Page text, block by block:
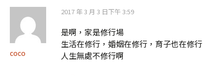
coco
2017 年 3 月 3 日下午 3:59
是啊，家是修行場
生活在修行，婚姻在修行，育子也在修行
人生無處不修行啊